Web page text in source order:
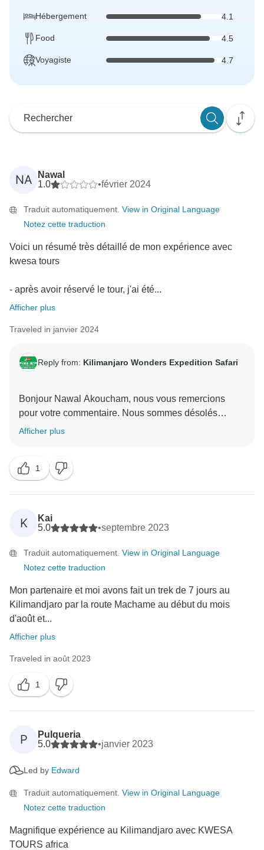
Hébergement 4.1
Food 4.5
Voyagiste 4.7
NA
Nawal
1.0
•février 2024
Traduit automatiquement. View in Original Language
Notez cette traduction
Voici un résumé très détaillé de mon expérience avec
kwesa tours
- après avoir réservé le tour, j'ai été...
Afficher plus
Traveled in janvier 2024
Reply from: Kilimanjaro Wonders Expedition Safari
Bonjour Nawal Akoucham, nous vous remercions
pour votre commentaire. Nous sommes désolés
d'entendre vos préoccupations et nous les prenons au
y remédier.
Afficher plus
1
K
Kai
5.0
•septembre 2023
Traduit automatiquement. View in Original Language
Notez cette traduction
Mon partenaire et moi avons fait un trek de 7 jours au
Kilimandjaro par la route Machame au début du mois
d'août et...
Afficher plus
Traveled in août 2023
1
P
Pulqueria
5.0
•janvier 2023
Led by Edward
Traduit automatiquement. View in Original Language
Notez cette traduction
Magnifique expérience au Kilimandjaro avec KWESA
TOURS africa